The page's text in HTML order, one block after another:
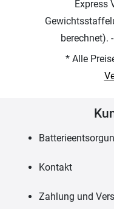
Express
berechnet). -
* Alle
Kontakt
Zahlung und